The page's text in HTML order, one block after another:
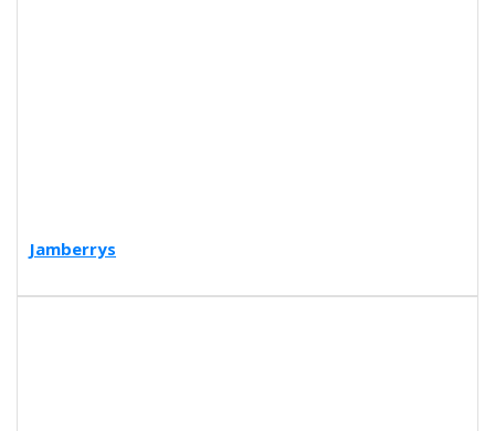
Jamberrys